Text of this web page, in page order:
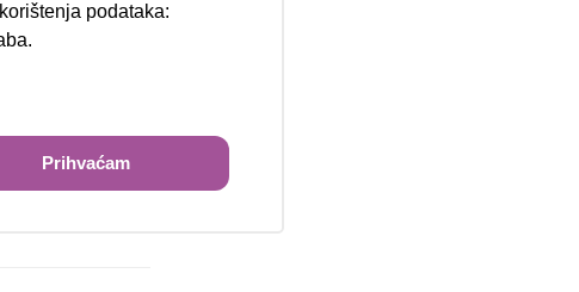
Traži
podataka:
Prihvaćam